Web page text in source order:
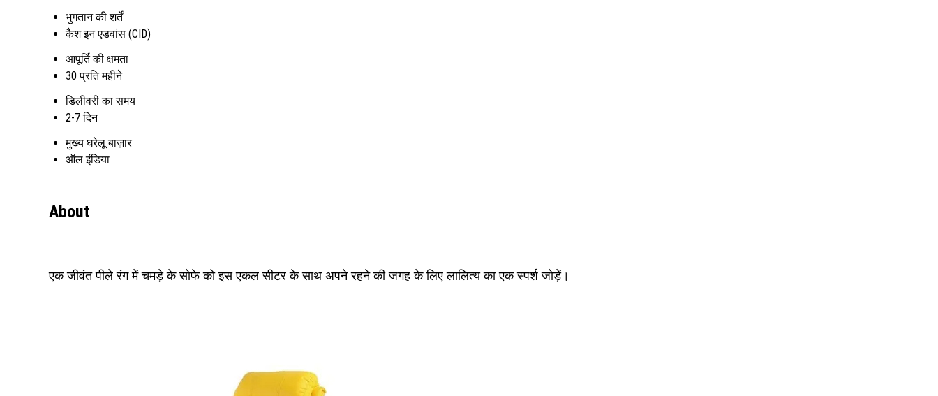
भुगतान की शर्तें
कैश इन एडवांस (CID)
आपूर्ति की क्षमता
30 प्रति महीने
डिलीवरी का समय
2-7 दिन
मुख्य घरेलू बाज़ार
ऑल इंडिया
About
एक जीवंत पीले रंग में चमड़े के सोफे को इस एकल सीटर के साथ अपने रहने की जगह के लिए लालित्य का एक स्पर्श जोड़ें।